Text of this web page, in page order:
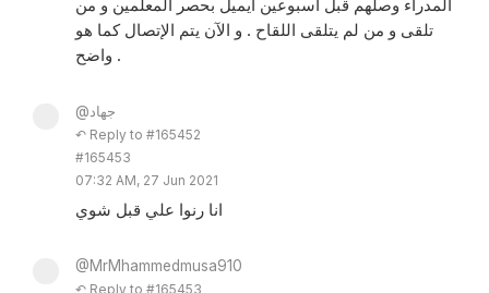
المدراء وصلهم قبل اسبوعين ايميل بحصر المعلمين و من
تلقى و من لم يتلقى اللقاح . و الآن يتم الإتصال كما هو
واضح .
@جهاد
↶ Reply to #165452
#165453
07:32 AM, 27 Jun 2021
انا رنوا علي قبل شوي
@MrMhammedmusa910
↶ Reply to #165453